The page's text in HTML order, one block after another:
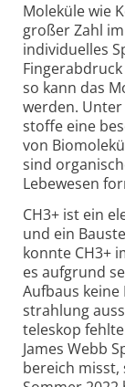
Moleküle wie
großer Zahl
individuelles
so kann das
werden.
stoffe eine
von
sind
Lebewesen
CH3+ ist ein
und ein
konnte CH3+
es aufgrund
Aufbaus
strahlung
teleskop
James Webb
bereich misst,